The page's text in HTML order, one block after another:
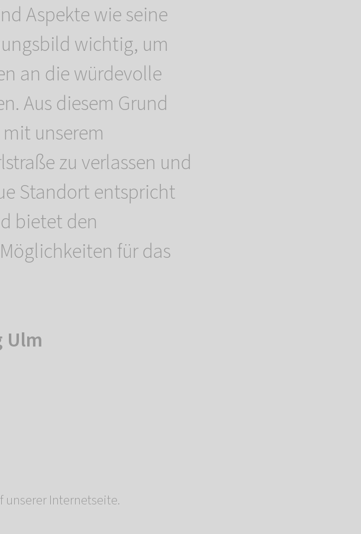
Aspekte wie seine
wichtig, um
an die würdevolle
Aus diesem Grund
unserem
zu verlassen und
Standort entspricht
bietet den
für das
Ulm
unserer Internetseite.